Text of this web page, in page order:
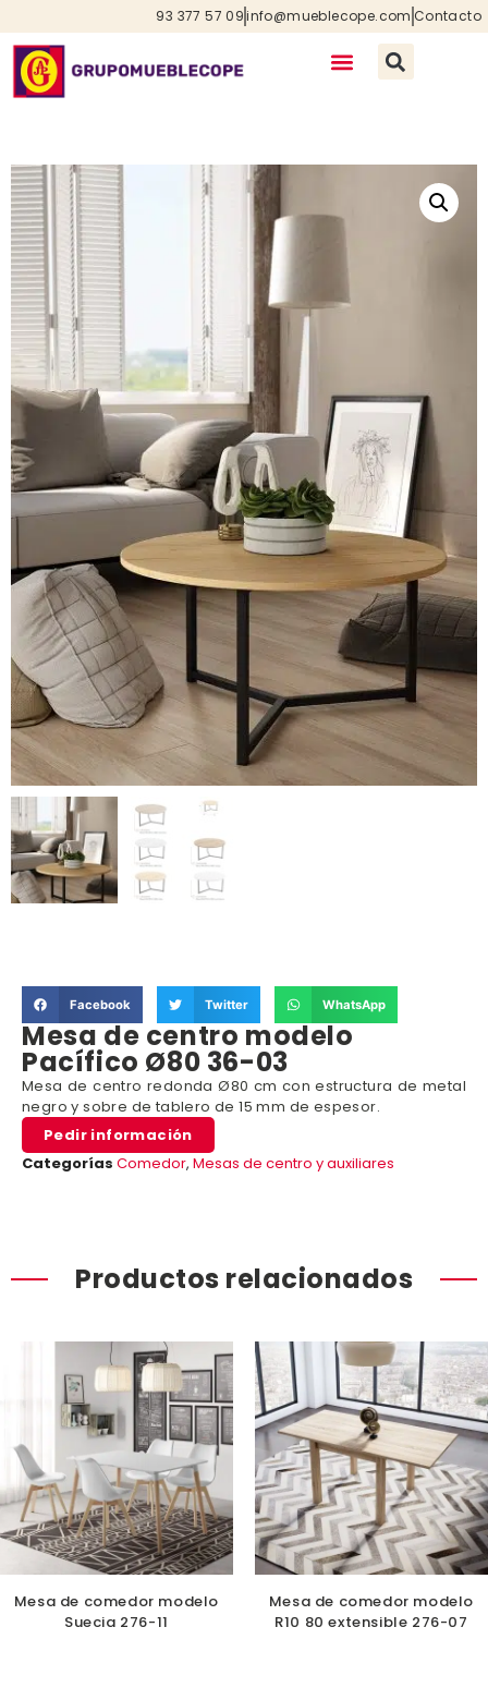
93 377 57 09info@mueblecope.com Contacto
Facebook Twitter WhatsApp
Mesa de centro modelo
Pacífico Ø80 36-03
Mesa de centro redonda Ø80 cm con estructura de metal
negro y sobre de tablero de 15 mm de espesor.
Pedir información
Categorías Comedor, Mesas de centro y auxiliares
Productos relacionados
Mesa de comedor modelo
Suecia 276-11
Mesa de comedor modelo
R10 80 extensible 276-07